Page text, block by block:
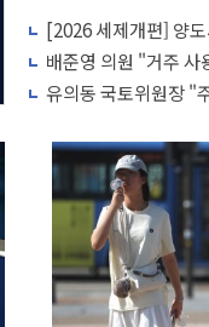
[2026 세제개편] 양
배준영 의원 "거주 사
유의동 국토위원장 "